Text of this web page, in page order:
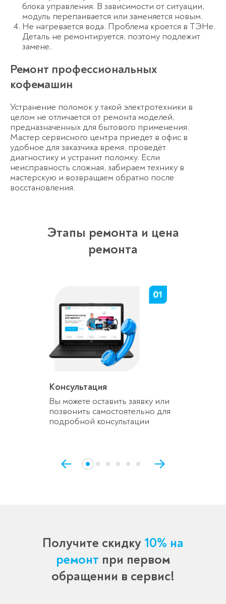
блока управления. В зависимости от ситуации,
модуль перепаивается или заменяется новым.
Не нагревается вода. Проблема кроется в ТЭНе.
Деталь не ремонтируется, поэтому подлежит
замене.
Ремонт профессиональных
кофемашин
Устранение поломок у такой электротехники в
целом не отличается от ремонта моделей,
предназначенных для бытового применения.
Мастер сервисного центра приедет в офис в
удобное для заказчика время, проведёт
диагностику и устранит поломку. Если
неисправность сложная, забираем технику в
мастерскую и возвращаем обратно после
восстановления.
Этапы ремонта и цена
ремонта
Консультация
Вы можете оставить заявку или
позвонить самостоятельно для
подробной консультации
Получите скидку 10% на
ремонт при первом
обращении в сервис!